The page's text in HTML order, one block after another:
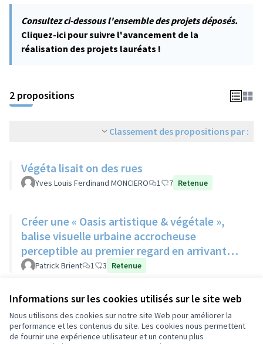
Informations sur les cookies utilisés sur le site web
Nous utilisons des cookies sur notre site Web pour améliorer la
performance et les contenus du site. Les cookies nous permettent
de fournir une expérience utilisateur et un contenu plus
Consultez ci-dessous l'ensemble des projets déposés.
Cliquez-ici pour suivre l'avancement de la
réalisation des projets lauréats !
2 propositions
Classement des propositions par :
Végéta lisait on des rues
Yves Louis Ferdinand MONCIERO 1 7 Retenue
Créer une « Oasis artistique & végétale »,
balise visuelle urbaine accrocheuse
perceptible au premier regard en arrivant
sur la place PaulBert.
Patrick Brient 1 3 Retenue
Voir toutes les propositions retirées